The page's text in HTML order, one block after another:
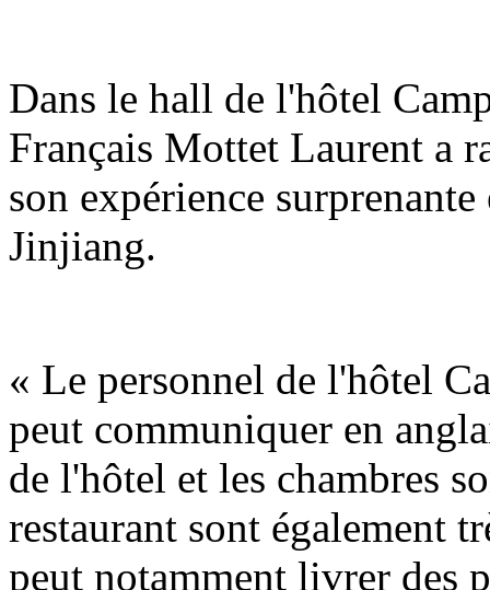
Dans le hall de l'hôtel
Français Mottet Laurent a
son expérience
Jinjiang.
« Le personnel de l'hôtel
peut communiquer en
de l'hôtel et les chambres
restaurant sont également
peut notamment livrer des